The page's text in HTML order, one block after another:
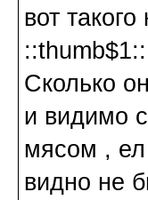
вот
Сколько
и видимо
мясом ,
видно не